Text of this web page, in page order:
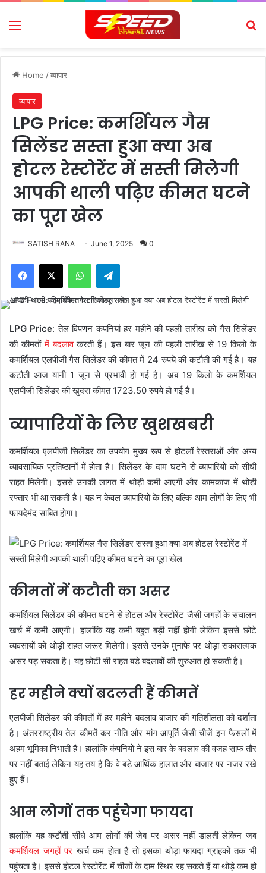
Menu
Home /व्यापार
व्यापार
LPG Price: कमर्शियल गैस
सिलेंडर सस्ता हुआ क्या अब
होटल रेस्टोरेंट में सस्ती मिलेगी
आपकी थाली पढ़िए कीमत घटने
का पूरा खेल
SATISH RANA June 1, 2025 0
Facebook
X WhatsAppTelegram
LPG Price: तेल विपणन कंपनियां हर महीने की पहली तारीख को गैस सिलेंडर
की कीमतोंमें बदलावकरती हैं। इस बार जून की पहली तारीख से 19 किलो के
कमर्शियल एलपीजी गैस सिलेंडर की कीमत में 24 रुपये की कटौती की गई है। यह
कटौती आज यानी 1 जून से प्रभावी हो गई है। अब 19 किलो के कमर्शियल
एलपीजी सिलेंडर की खुदरा कीमत 1723.50 रुपये हो गई है।
व्यापारियों के लिए खुशखबरी
कमर्शियल एलपीजी सिलेंडर का उपयोग मुख्य रूप से होटलों रेस्तराओं और अन्य
व्यावसायिक प्रतिष्ठानों में होता है। सिलेंडर के दाम घटने से व्यापारियों को सीधी
राहत मिलेगी। इससे उनकी लागत में थोड़ी कमी आएगी और कामकाज में थोड़ी
रफ्तार भी आ सकती है। यह न केवल व्यापारियों के लिए बल्कि आम लोगों के लिए भी
फायदेमंद साबित होगा।
कीमतों में कटौती का असर
कमर्शियल सिलेंडर की कीमत घटने से होटल और रेस्टोरेंट जैसी जगहों के संचालन
खर्च में कमी आएगी। हालांकि यह कमी बहुत बड़ी नहीं होगी लेकिन इससे छोटे
व्यवसायों को थोड़ी राहत जरूर मिलेगी। इससे उनके मुनाफे पर थोड़ा सकारात्मक
असर पड़ सकता है। यह छोटी सी राहत बड़े बदलावों की शुरुआत हो सकती है।
हर महीने क्यों बदलती हैं कीमतें
एलपीजी सिलेंडर की कीमतों में हर महीने बदलाव बाजार की गतिशीलता को दर्शाता
है। अंतरराष्ट्रीय तेल कीमतें कर नीति और मांग आपूर्ति जैसी चीजें इन फैसलों में
अहम भूमिका निभाती हैं। हालांकि कंपनियों ने इस बार के बदलाव की वजह साफ तौर
पर नहीं बताई लेकिन यह तय है कि वे बड़े आर्थिक हालात और बाजार पर नजर रखे
हुए हैं।
आम लोगों तक पहुंचेगा फायदा
हालांकि यह कटौती सीधे आम लोगों की जेब पर असर नहीं डालती लेकिन जब
कमर्शियल जगहों पर खर्च कम होता है तो इसका थोड़ा फायदा ग्राहकों तक भी
पहुंचता है। इससे होटल रेस्टोरेंट में चीजों के दाम स्थिर रह सकते हैं या थोड़े कम हो